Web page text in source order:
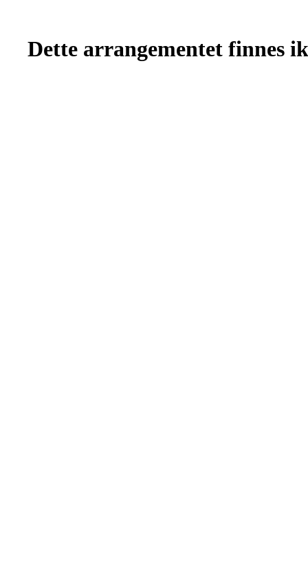
Dette arrangementet finnes